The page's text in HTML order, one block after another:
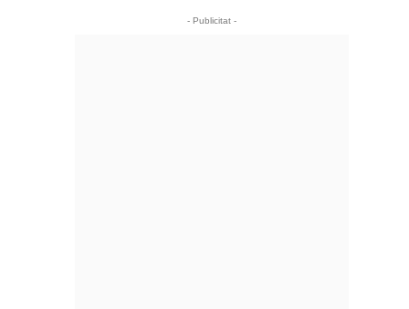
- Publicitat -